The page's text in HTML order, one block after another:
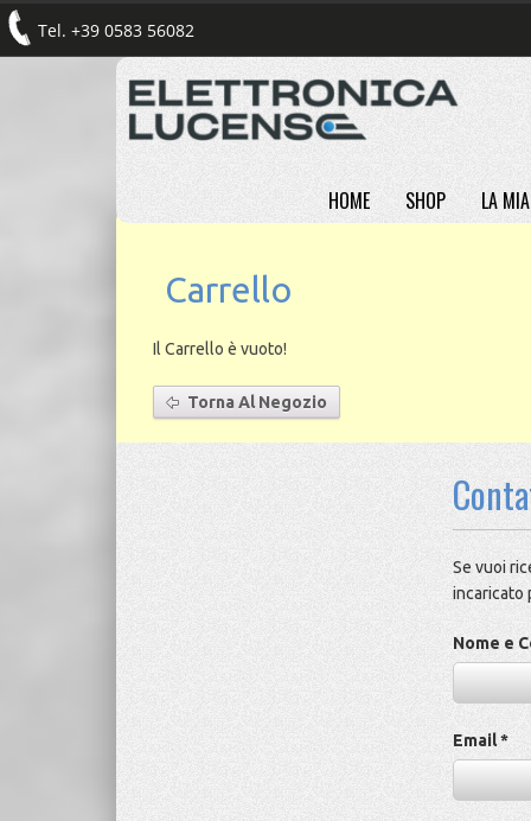
Tel. +39 0583 56082
HOME SHOP LA
Carrello
Il Carrello è vuoto!
Torna Al Negozio
Se vuoi
incaricato
Nome e
Email *